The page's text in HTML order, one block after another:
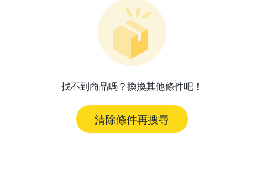
找不到商品嗎？換換其他條件吧！
清除條件再搜尋